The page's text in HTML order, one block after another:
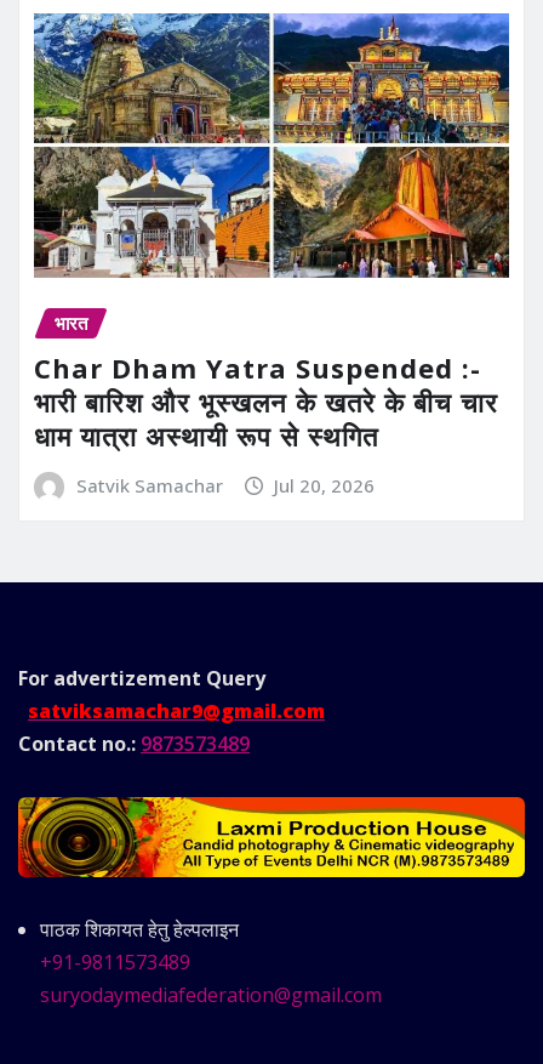
भारत
Char Dham Yatra Suspended :-
भारी बारिश और भूस्खलन के खतरे के बीच चार
धाम यात्रा अस्थायी रूप से स्थगित
Satvik Samachar Jul 20, 2026
For advertizement Query
satviksamachar9@gmail.com
Contact no.: 9873573489
पाठक शिकायत हेतु हेल्पलाइन
+91-9811573489
suryodaymediafederation@gmail.com